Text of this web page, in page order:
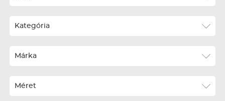
Ár szerint növekvő
Téli termékek előre ár szerint növekvő
Kategória
Márka
Méret